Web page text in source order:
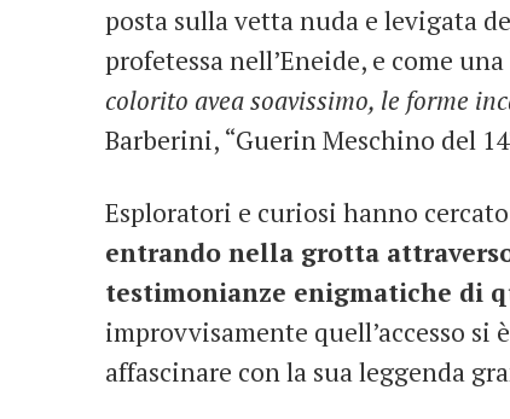
posta sulla vetta nuda e levigata
profetessa nell’Eneide, e come
colorito avea soavissimo, le forme
Barberini, “Guerin Meschino del
Esploratori e curiosi hanno
entrando nella grotta
testimonianze enigmatiche di
improvvisamente quell’accesso
affascinare con la sua leggenda